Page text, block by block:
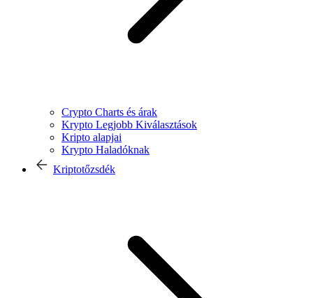
Crypto Charts és árak
Krypto Legjobb Kiválasztások
Kripto alapjai
Krypto Haladóknak
Kriptotőzsdék